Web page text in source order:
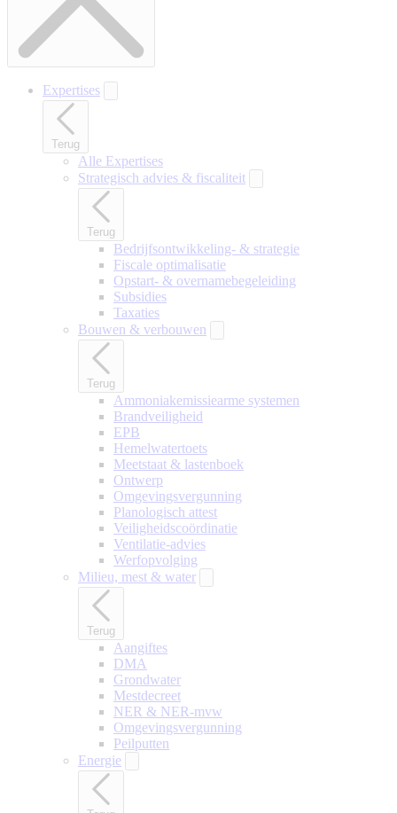
Expertises
Terug
Alle Expertises
Strategisch advies & fiscaliteit
Terug
Bedrijfsontwikkeling- & strategie
Fiscale optimalisatie
Opstart- & overnamebegeleiding
Subsidies
Taxaties
Bouwen & verbouwen
Terug
Ammoniakemissiearme systemen
Brandveiligheid
EPB
Hemelwatertoets
Meetstaat & lastenboek
Ontwerp
Omgevingsvergunning
Planologisch attest
Veiligheidscoördinatie
Ventilatie-advies
Werfopvolging
Milieu, mest & water
Terug
Aangiftes
DMA
Grondwater
Mestdecreet
NER & NER-mvw
Omgevingsvergunning
Peilputten
Energie